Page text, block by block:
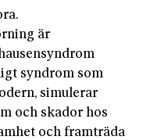
är
syndrom som
simulerar
och skador hos
och framträda